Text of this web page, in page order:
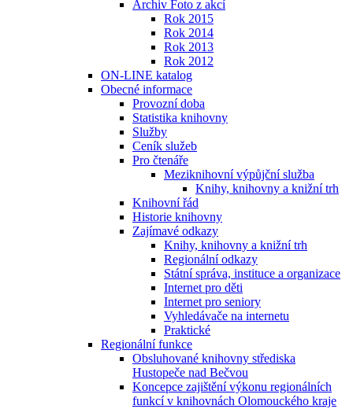
Archiv Foto z akcí
Rok 2015
Rok 2014
Rok 2013
Rok 2012
ON-LINE katalog
Obecné informace
Provozní doba
Statistika knihovny
Služby
Ceník služeb
Pro čtenáře
Meziknihovní výpůjční služba
Knihy, knihovny a knižní trh
Knihovní řád
Historie knihovny
Zajímavé odkazy
Knihy, knihovny a knižní trh
Regionální odkazy
Státní správa, instituce a organizace
Internet pro děti
Internet pro seniory
Vyhledávače na internetu
Praktické
Regionální funkce
Obsluhované knihovny střediska
Hustopeče nad Bečvou
Koncepce zajištění výkonu regionálních
funkcí v knihovnách Olomouckého kraje